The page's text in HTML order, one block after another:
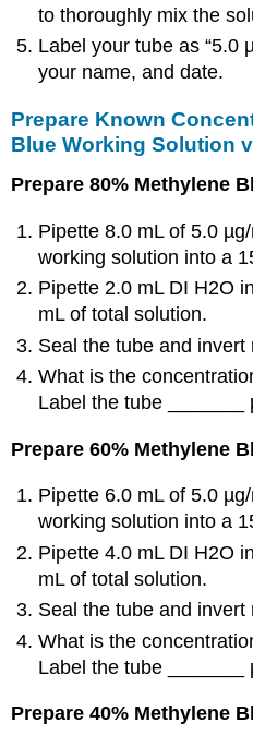
to thoroughly mix the
Label your tube as “5.0
your name, and date.
Prepare Known
Blue Working Solution
Prepare 80% Methylene
Pipette 8.0 mL of 5.0
working solution into a
Pipette 2.0 mL DI H2O
mL of total solution.
Seal the tube and invert
What is the
Label the tube _______
Prepare 60% Methylene
Pipette 6.0 mL of 5.0
working solution into a
Pipette 4.0 mL DI H2O
mL of total solution.
Seal the tube and invert
What is the
Label the tube _______
Prepare 40% Methylene